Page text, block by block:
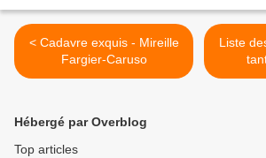
< Cadavre exquis - Mireille
Fargier-Caruso
Liste
Hébergé par Overblog
Top articles